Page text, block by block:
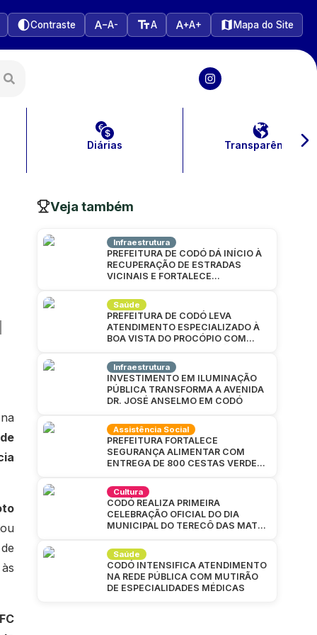
Contraste A- A A+ Mapa do Site
Diárias Transparência
Veja também
Infraestrutura
PREFEITURA DE CODÓ DÁ INÍCIO À
RECUPERAÇÃO DE ESTRADAS
VICINAIS E FORTALECE
Saúde
PREFEITURA DE CODÓ LEVA
ATENDIMENTO ESPECIALIZADO À
BOA VISTA DO PROCÓPIO COM
Infraestrutura
INVESTIMENTO EM ILUMINAÇÃO
PÚBLICA TRANSFORMA A AVENIDA
DR. JOSÉ ANSELMO EM CODÓ
Assistência Social
PREFEITURA FORTALECE
SEGURANÇA ALIMENTAR COM
ENTREGA DE 800 CESTAS VERDES
Cultura
CODÓ REALIZA PRIMEIRA
CELEBRAÇÃO OFICIAL DO DIA
MUNICIPAL DO TERECÔ DAS MATAS
Saúde
CODÓ INTENSIFICA ATENDIMENTO
NA REDE PÚBLICA COM MUTIRÃO
DE ESPECIALIDADES MÉDICAS